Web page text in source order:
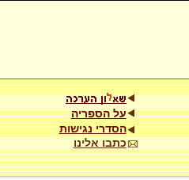
על הספריה
הסדרי נגישות
כתבו אלינו